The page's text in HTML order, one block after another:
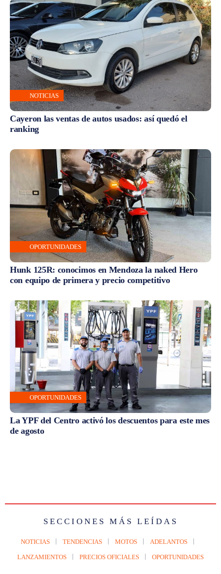
NOTICIAS
Cayeron las ventas de autos usados: así quedó el
ranking
OPORTUNIDADES
Hunk 125R: conocimos en Mendoza la naked Hero
con equipo de primera y precio competitivo
OPORTUNIDADES
La YPF del Centro activó los descuentos para este mes
de agosto
SECCIONES MÁS LEÍDAS
NOTICIAS TENDENCIAS MOTOS ADELANTOS
LANZAMIENTOS PRECIOS OFICIALES OPORTUNIDADES